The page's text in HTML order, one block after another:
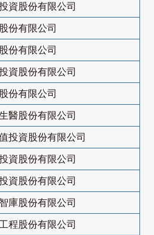
資股份有限公司
份有限公司
份有限公司
資股份有限公司
份有限公司
醫股份有限公司
投資股份有限公司
資股份有限公司
資股份有限公司
庫股份有限公司
程股份有限公司